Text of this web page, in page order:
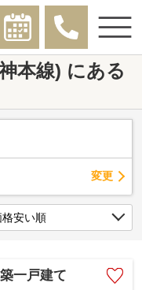
本線) にある
変更
一戸建て